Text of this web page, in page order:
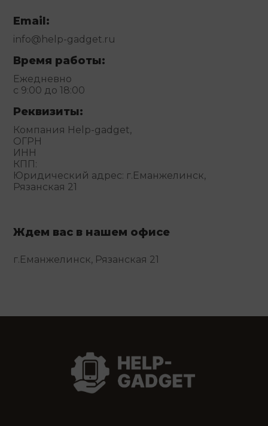
Email:
info@help-gadget.ru
Время работы:
Ежедневно
с 9:00 до 18:00
Реквизиты:
Компания Help-gadget,
ОГРН
ИНН
КПП:
Юридический адрес: г.Еманжелинск,
Рязанская 21
Ждем вас в нашем офисе
г.Еманжелинск, Рязанская 21